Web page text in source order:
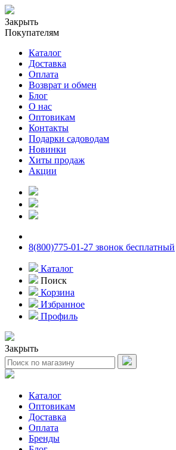
Закрыть
Покупателям
Каталог
Доставка
Оплата
Возврат и обмен
Блог
О нас
Оптовикам
Контакты
Подарки садоводам
Новинки
Хиты продаж
Акции
8(800)775-01-27 звонок бесплатный
Каталог
Поиск
Корзина
Избранное
Профиль
Закрыть
Каталог
Оптовикам
Доставка
Оплата
Бренды